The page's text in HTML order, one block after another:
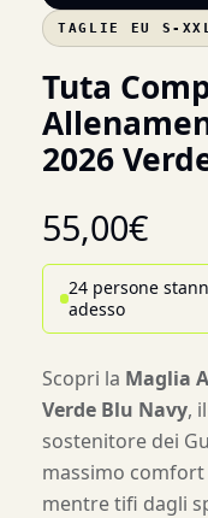
TAGLIE EU S-
Tuta
2026
55,00€
24 persone
adesso
Scopri la Maglia
Verde Blu Navy,
sostenitore dei
massimo
mentre tifi dagli